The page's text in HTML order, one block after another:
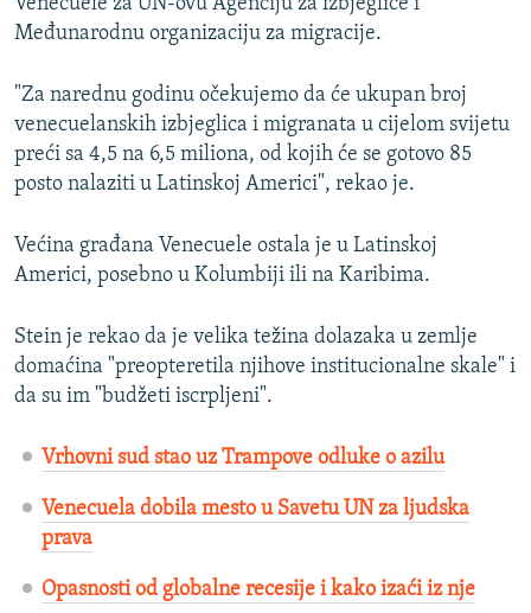
Venecuele za UN-ovu Agenciju za izbjeglice i
Međunarodnu organizaciju za migracije.
"Za narednu godinu očekujemo da će ukupan broj
venecuelanskih izbjeglica i migranata u cijelom svijetu
preći sa 4,5 na 6,5 miliona, od kojih će se gotovo 85
posto nalaziti u Latinskoj Americi", rekao je.
Većina građana Venecuele ostala je u Latinskoj
Americi, posebno u Kolumbiji ili na Karibima.
Stein je rekao da je velika težina dolazaka u zemlje
domaćina "preopteretila njihove institucionalne skale" i
da su im "budžeti iscrpljeni".
Vrhovni sud stao uz Trampove odluke o azilu
Venecuela dobila mesto u Savetu UN za ljudska
prava
Opasnosti od globalne recesije i kako izaći iz nje